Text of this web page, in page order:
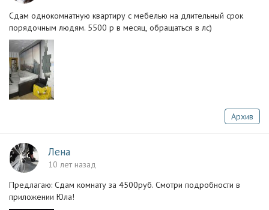
Сдам однокомнатную квартиру с мебелью на длительный срок
порядочным людям. 5500 р в месяц, обращаться в лс)
Архив
Лена
10 лет назад
Предлагаю: Сдам комнату за 4500руб. Смотри подробности в
приложении Юла!